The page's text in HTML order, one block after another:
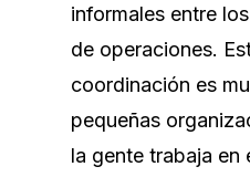
informales entre
de operaciones.
coordinación es
pequeñas
la gente trabaja en